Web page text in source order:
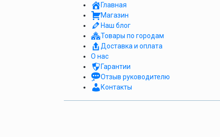
Главная
Магазин
Наш блог
Товары по городам
Доставка и оплата
О нас
Гарантии
Отзыв руководителю
Контакты